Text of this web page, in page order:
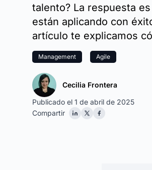
talento? La respuesta
están aplicando con
artículo te explicamos
Management Agile
Cecilia Frontera
Publicado el 1 de abril de 2025
Compartir